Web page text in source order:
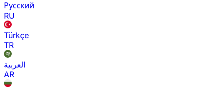
Русский
RU
Türkçe
TR
العربية
AR